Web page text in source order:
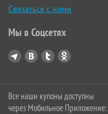
Связаться с нами
Мы в Соцсетях
Все наши купоны доступны
через Мобильное Приложение: